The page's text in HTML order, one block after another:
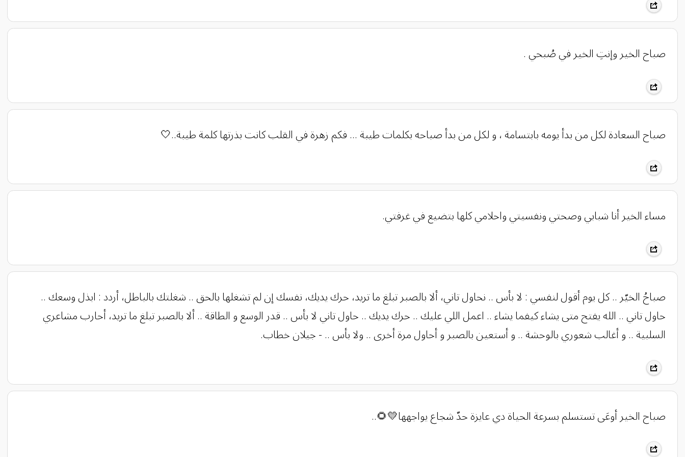
صباح الخير وإنتِ الخير في صُبحي .
‏صباح السعادة لكل من بدأ يومه بابتسامة ، و لكل من بدأ صباحه بكلمات طيبة ... فكم زهرة في القلب كانت بذرتها كلمة طيبة..🤍
مساء الخير ‏أنا شبابي وصحتي ونفسيتي واحلامي كلها بتضيع في غرفتي.
صباحُ الخيّر .. كل يوم أقول لنفسي : لا بأس .. نحاول تاني، ألا بالصبر تبلغ ما تريد، حرك يديك، نفسك إن لم تشغلها بالحق .. شغلتك بالباطل، أردد : ابذل وسعك ..
حاول تاني .. الله يفتح متى يشاء كيفما يشاء .. اعمل اللي عليك .. حرك يديك .. حاول تاني لا بأس .. قدر الوسع و الطاقة .. ألا بالصبر تبلغ ما تريد، أحارب مشاعري
السلبية .. و أغالب شعوري بالوحشة .. و أستعين بالصبر و أحاول مرة أخرى .. ولا بأس .. - جيلان خطاب.
صباح الخير أوعَى تستسلم بسرعة الحياة دي عايزة حدّ شجاع يواجهها💛🌻..